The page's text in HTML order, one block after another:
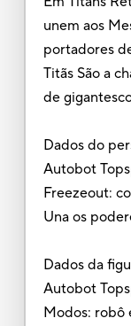
unem aos
portadores
Titãs São a
de
Dados do
Autobot
Freezeout:
Una os
Dados da
Autobot
Modos: robô